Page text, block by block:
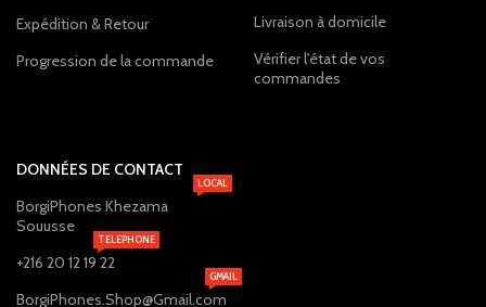
Expédition & Retour
Progression de la commande
Livraison à domicile
Vérifier l'état de vos
commandes
DONNÉES DE CONTACT
BorgiPhones Khezama
Souusse
LOCAL
+216 20 12 19 22
TELEPHONE
BorgiPhones.Shop@Gmail.com
GMAIL